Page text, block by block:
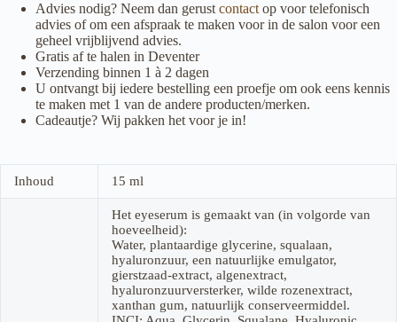
Advies nodig? Neem dan gerustcontactop voor telefonisch
advies of om een afspraak te maken voor in de salon voor een
geheel vrijblijvend advies.
Gratis af te halen in Deventer
Verzending binnen 1 à 2 dagen
U ontvangt bij iedere bestelling een proefje om ook eens kennis
te maken met 1 van de andere producten/merken.
Cadeautje? Wij pakken het voor je in!
Inhoud 15 ml
Het eyeserum is gemaakt van (in volgorde van
hoeveelheid):
Water, plantaardige glycerine, squalaan,
hyaluronzuur, een natuurlijke emulgator,
gierstzaad-extract, algenextract,
hyaluronzuurversterker, wilde rozenextract,
xanthan gum, natuurlijk conserveermiddel.